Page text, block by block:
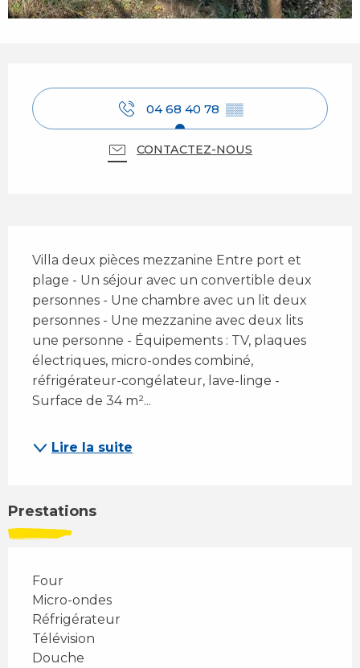
04 68 40 78 ▒▒
CONTACTEZ-NOUS
Villa deux pièces mezzanine Entre port et
plage - Un séjour avec un convertible deux
personnes - Une chambre avec un lit deux
personnes - Une mezzanine avec deux lits
une personne - Équipements : TV, plaques
électriques, micro-ondes combiné,
réfrigérateur-congélateur, lave-linge -
Surface de 34 m²...
Lire la suite
Prestations
Four
Micro-ondes
Réfrigérateur
Télévision
Douche